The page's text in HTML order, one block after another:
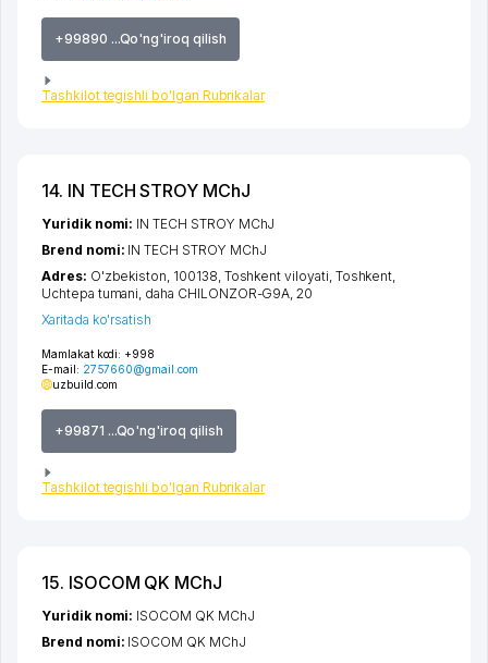
+99890 ...Qo'ng'iroq qilish
Tashkilot tegishli bo'lgan Rubrikalar
14. IN TECH STROY MChJ
Mamlakat kodi: +998
E-mail: 2757660@gmail.com
uzbuild.com
+99871 ...Qo'ng'iroq qilish
Tashkilot tegishli bo'lgan Rubrikalar
Yuridik nomi: IN TECH STROY MChJ
Brend nomi: IN TECH STROY MChJ
Adres: O'zbekiston, 100138, Toshkent viloyati Toshkent
Uchtepa tumani daha CHILONZOR-G9A , 20
Xaritada ko'rsatish
15. ISOCOM QK MChJ
Yuridik nomi: ISOCOM QK MChJ
Brend nomi: ISOCOM QK MChJ